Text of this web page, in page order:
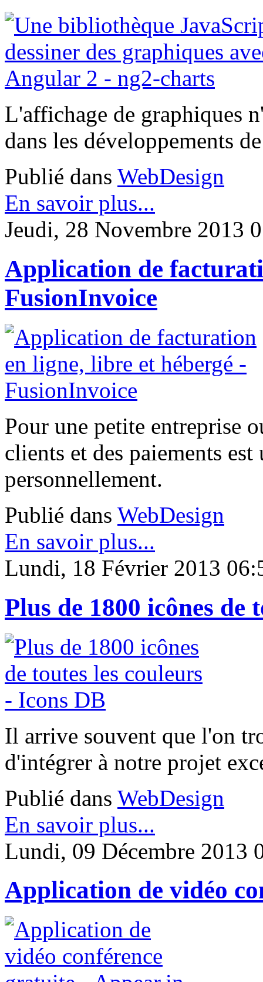
L'affichage de graphiques
dans les développements
Publié dans WebDesign
En savoir plus...
Jeudi, 28 Novembre 2013
Application de
FusionInvoice
Pour une petite entreprise
clients et des paiements
personnellement.
Publié dans WebDesign
En savoir plus...
Lundi, 18 Février 2013
Plus de 1800 icônes de
Il arrive souvent que l'on
d'intégrer à notre projet
Publié dans WebDesign
En savoir plus...
Lundi, 09 Décembre 2013
Application de vidéo